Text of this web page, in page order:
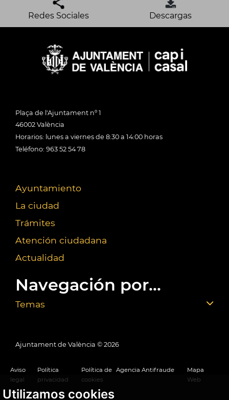
Utilizamos cookies
Redes Sociales Descargas
Plaça de l'Ajuntament nº 1
46002 València
Horarios: lunes a viernes de 8:30 a 14:00 horas
Teléfono: 963 52 54 78
Ayuntamiento
La ciudad
Trámites
Atención ciudadana
Actualidad
Navegación por...
Temas
Ajuntament de València © 2026
Aviso
legal
Política
privacidad
Política de
cookies
Agencia Antifraude
Mapa
Web